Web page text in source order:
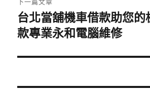
下
一
文
台北當舖機車借款助您的
款專業永和電腦維修